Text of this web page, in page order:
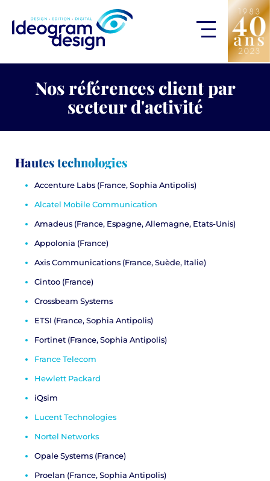
Nos références client par
secteur d'activité
Hautes technologies
Accenture Labs (France, Sophia Antipolis)
Alcatel Mobile Communication
Amadeus (France, Espagne, Allemagne, Etats-Unis)
Appolonia (France)
Axis Communications (France, Suède, Italie)
Cintoo (France)
Crossbeam Systems
ETSI (France, Sophia Antipolis)
Fortinet (France, Sophia Antipolis)
France Telecom
Hewlett Packard
iQsim
Lucent Technologies
Nortel Networks
Opale Systems (France)
Proelan (France, Sophia Antipolis)